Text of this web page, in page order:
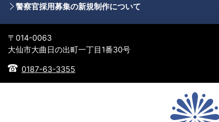
警察官採用募集の新規制作について
〒014-0063
大仙市大曲日の出町一丁目1番30号
0187-63-3355